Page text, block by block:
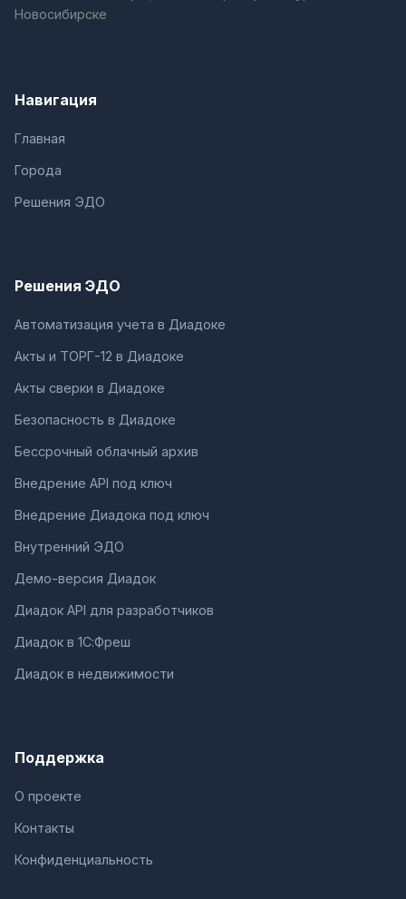
Новосибирске
Навигация
Главная
Города
Решения ЭДО
Решения ЭДО
Автоматизация учета в Диадоке
Акты и ТОРГ-12 в Диадоке
Акты сверки в Диадоке
Безопасность в Диадоке
Бессрочный облачный архив
Внедрение API под ключ
Внедрение Диадока под ключ
Внутренний ЭДО
Демо-версия Диадок
Диадок API для разработчиков
Диадок в 1С:Фреш
Диадок в недвижимости
Поддержка
О проекте
Контакты
Конфиденциальность